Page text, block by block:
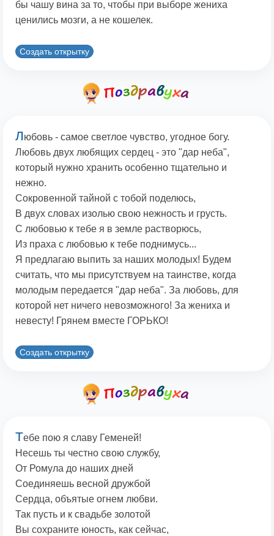
бы чашу вина за то, чтобы при выборе жениха
ценились мозги, а не кошелек.
Создать открытку
Любовь - самое светлое чувство, угодное богу.
Любовь двух любящих сердец - это "дар неба",
который нужно хранить особенно тщательно и
нежно.
Сокровенной тайной с тобой поделюсь,
В двух словах изолью свою нежность и грусть.
С любовью к тебе я в земле растворюсь,
Из праха с любовью к тебе поднимусь...
Я предлагаю выпить за наших молодых! Будем
считать, что мы присутствуем на таинстве, когда
молодым передается "дар неба". За любовь, для
которой нет ничего невозможного! За жениха и
невесту! Грянем вместе ГОРЬКО!
Создать открытку
Тебе пою я славу Геменей!
Несешь ты честно свою службу,
От Ромула до наших дней
Соединяешь весной дружбой
Сердца, объятые огнем любви.
Так пусть и к свадьбе золотой
Вы сохраните юность, как сейчас,